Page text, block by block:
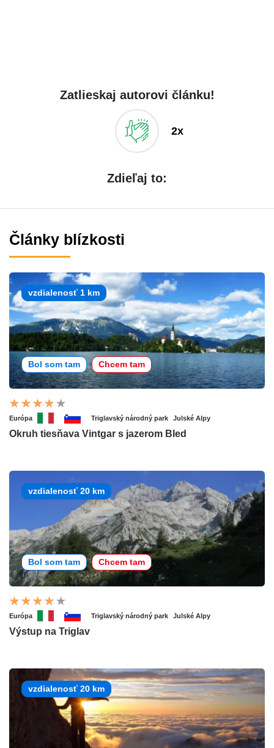
Zatlieskaj autorovi článku!
2x
Zdieľaj to:
Články blízkosti
vzdialenosť 1 km
Bol som tam Chcem tam
Európa Triglavský národný park Julské Alpy
Okruh tiesňava Vintgar s jazerom Bled
vzdialenosť 20 km
Bol som tam Chcem tam
Európa Triglavský národný park Julské Alpy
Výstup na Triglav
vzdialenosť 20 km